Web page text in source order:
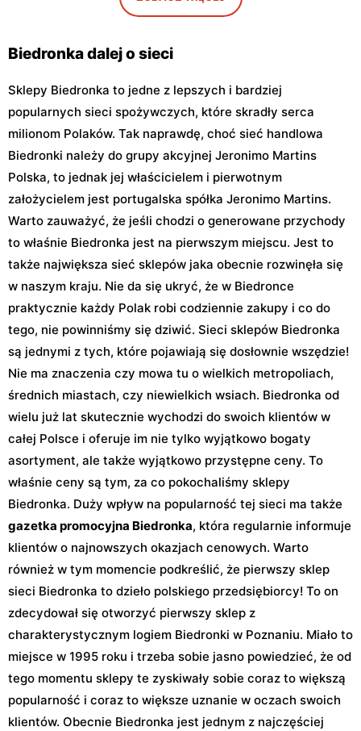
11
Biedronka
Biedronka dalej o sieci
Sklepy Biedronka to jedne z lepszych i bardziej
popularnych sieci spożywczych, które skradły serca
milionom Polaków. Tak naprawdę, choć sieć handlowa
Biedronki należy do grupy akcyjnej Jeronimo Martins
Polska, to jednak jej właścicielem i pierwotnym
założycielem jest portugalska spółka Jeronimo Martins.
Warto zauważyć, że jeśli chodzi o generowane przychody
to właśnie Biedronka jest na pierwszym miejscu. Jest to
także największa sieć sklepów jaka obecnie rozwinęła się
w naszym kraju. Nie da się ukryć, że w Biedronce
praktycznie każdy Polak robi codziennie zakupy i co do
tego, nie powinniśmy się dziwić. Sieci sklepów Biedronka
są jednymi z tych, które pojawiają się dosłownie wszędzie!
Nie ma znaczenia czy mowa tu o wielkich metropoliach,
średnich miastach, czy niewielkich wsiach. Biedronka od
wielu już lat skutecznie wychodzi do swoich klientów w
całej Polsce i oferuje im nie tylko wyjątkowo bogaty
asortyment, ale także wyjątkowo przystępne ceny. To
właśnie ceny są tym, za co pokochaliśmy sklepy
Biedronka. Duży wpływ na popularność tej sieci ma także
gazetka promocyjna Biedronka, która regularnie informuje
klientów o najnowszych okazjach cenowych. Warto
również w tym momencie podkreślić, że pierwszy sklep
sieci Biedronka to dzieło polskiego przedsiębiorcy! To on
zdecydował się otworzyć pierwszy sklep z
charakterystycznym logiem Biedronki w Poznaniu. Miało to
miejsce w 1995 roku i trzeba sobie jasno powiedzieć, że od
tego momentu sklepy te zyskiwały sobie coraz to większą
popularność i coraz to większe uznanie w oczach swoich
klientów. Obecnie Biedronka jest jednym z najczęściej